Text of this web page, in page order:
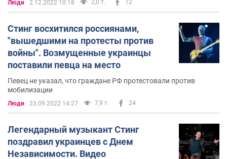
поженились) Труди Стайлер, их детьми и собаками
поместье недалеко от Лондона. Стинг признается, что
освоил практику тантрических сексуальных
медитаций.
После путешествия по бразильским тропическим
лесам Стинг стал ярым защитником природы и
учредил вместе с женой Фонд защиты тропических
лесов.
Люди 2.12.2022 10:18 2,0 т. 12
Стинг восхитился россиянами,
"вышедшими на протесты против
войны". Возмущенные украинцы
поставили певца на место
Певец не указал, что граждане РФ протестовали против
мобилизации
Люди 23.09.2022 14:27 7,9 т. 24
Легендарный музыкант Стинг
поздравил украинцев с Днем
Независимости. Видео